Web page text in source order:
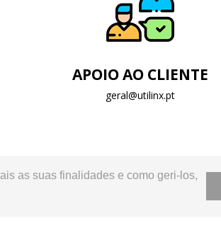
as suas finalidades e como geri-los,
APOIO AO CLIENTE
geral@utilinx.pt